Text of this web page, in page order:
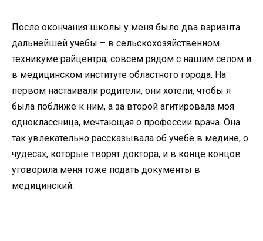
После окончания школы у меня было два варианта
дальнейшей учебы – в сельскохозяйственном
техникуме райцентра, совсем рядом с нашим селом и
в медицинском институте областного города. На
первом настаивали родители, они хотели, чтобы я
была поближе к ним, а за второй агитировала моя
одноклассница, мечтающая о профессии врача. Она
так увлекательно рассказывала об учебе в медине, о
чудесах, которые творят доктора, и в конце концов
уговорила меня тоже подать документы в
медицинский.